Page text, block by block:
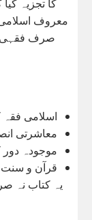
کا تجزیہ
معروف اسلامی
صرف فقہی
اسلامی فقہ
معاشرتی
موجودہ دور
قرآن و
یہ کتاب نہ